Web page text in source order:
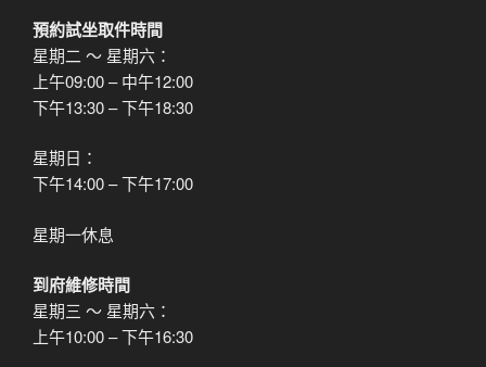
預約試坐取件時間
星期二 ～ 星期六：
上午09:00 – 中午12:00
下午13:30 – 下午18:30
星期日：
下午14:00 – 下午17:00
星期一休息
到府維修時間
星期三 ～ 星期六：
上午10:00 – 下午16:30